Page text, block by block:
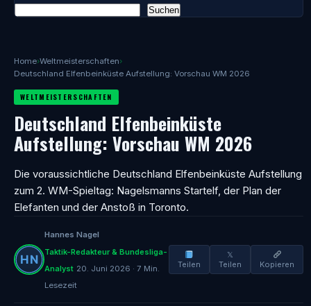
Home›Weltmeisterschaften›
Deutschland Elfenbeinküste Aufstellung: Vorschau WM 2026
WELTMEISTERSCHAFTEN
Deutschland Elfenbeinküste
Aufstellung: Vorschau WM 2026
Die voraussichtliche Deutschland Elfenbeinküste Aufstellung
zum 2. WM-Spieltag: Nagelsmanns Startelf, der Plan der
Elefanten und der Anstoß in Toronto.
Hannes Nagel
Taktik-Redakteur & Bundesliga-
Analyst 20. Juni 2026 · 7 Min.
Lesezeit
Teilen
𝕏
Teilen
Kopieren
Suchen